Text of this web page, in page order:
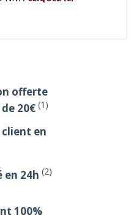
offerte
20€ (1)
client en
en 24h (2)
100%